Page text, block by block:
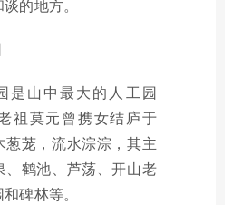
的地方。
是山中最大的人工园
祖莫元曾携女结庐于
葱茏，流水淙淙，其主
、鹤池、芦荡、开山老
碑林等。